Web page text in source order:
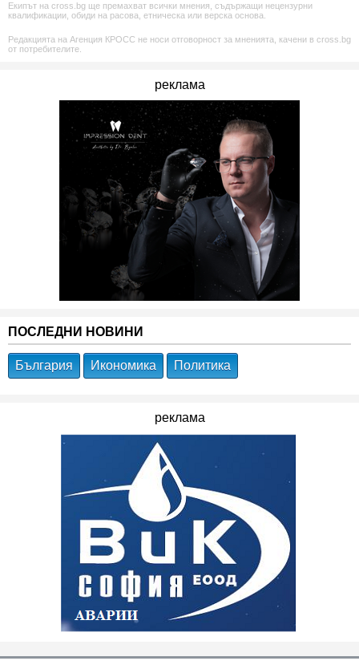
Екипът на cross.bg ще премахват всички мнения, съдържащи нецензурни
квалификации, обиди на расова, етническа или верска основа.
Редакцията на Агенция КРОСС не носи отговорност за мненията, качени в cross.bg
от потребителите.
реклама
ПОСЛЕДНИ НОВИНИ
България Икономика Политика
реклама